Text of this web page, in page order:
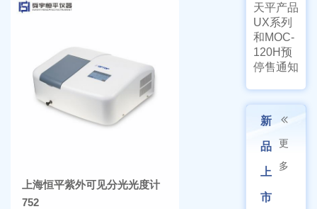
上海恒平紫外可见分光光度计
752
天平产品
UX系列
和MOC-
120H预
停售通知
新
品
上
市
更
多